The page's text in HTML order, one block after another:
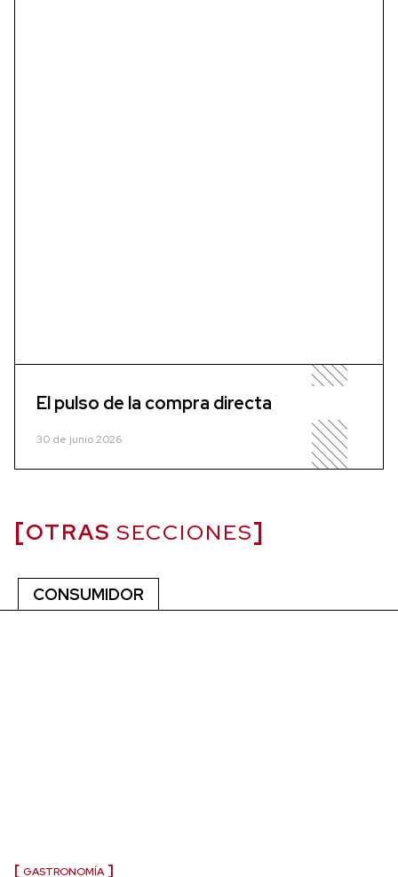
El pulso de la compra directa
30 de junio 2026
OTRAS SECCIONES
CONSUMIDOR
GASTRONOMÍA